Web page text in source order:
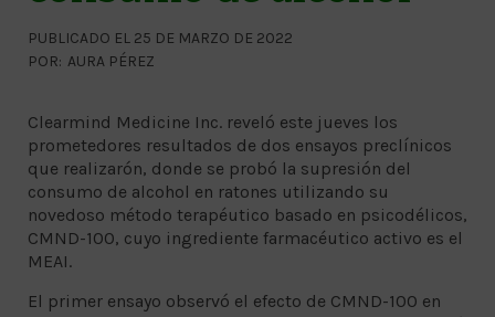
PUBLICADO EL 25 DE MARZO DE 2022
POR: AURA PÉREZ
Clearmind Medicine Inc. reveló este jueves los
prometedores resultados de dos ensayos preclínicos
que realizarón, donde se probó la supresión del
consumo de alcohol en ratones utilizando su
novedoso método terapéutico basado en psicodélicos,
CMND-100, cuyo ingrediente farmacéutico activo es el
MEAI.
El primer ensayo observó el efecto de CMND-100 en